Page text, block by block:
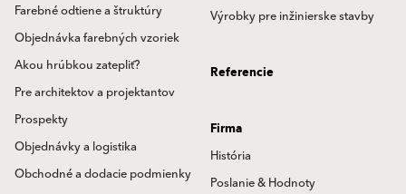
Výrobky pre inžinierske stavby
Farebné odtiene a štruktúry
Objednávka farebných vzoriek
Akou hrúbkou zatepliť?
Pre architektov a projektantov
Prospekty
Objednávky a logistika
Obchodné a dodacie podmienky
Referencie
Firma
História
Poslanie & Hodnoty